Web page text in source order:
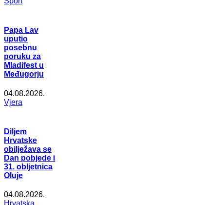
Papa Lav
uputio
posebnu
poruku za
Mladifest u
Međugorju
04.08.2026.
Vjera
Diljem
Hrvatske
obilježava se
Dan pobjede i
31. obljetnica
Oluje
04.08.2026.